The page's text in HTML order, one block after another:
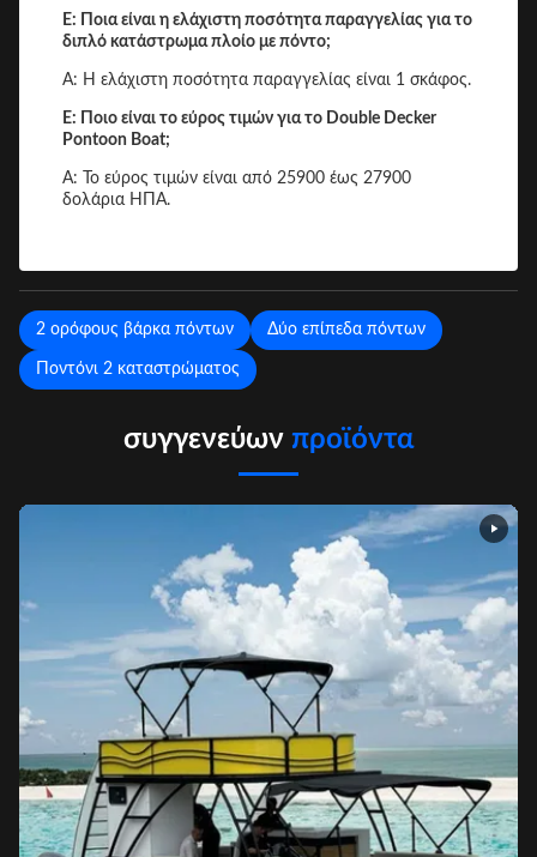
Ε: Ποια είναι η ελάχιστη ποσότητα παραγγελίας για το
διπλό κατάστρωμα πλοίο με πόντο;
Α: Η ελάχιστη ποσότητα παραγγελίας είναι 1 σκάφος.
Ε: Ποιο είναι το εύρος τιμών για το Double Decker
Pontoon Boat;
Α: Το εύρος τιμών είναι από 25900 έως 27900
δολάρια ΗΠΑ.
2 ορόφους βάρκα πόντων Δύο επίπεδα πόντων
Ποντόνι 2 καταστρώματος
συγγενεύων προϊόντα